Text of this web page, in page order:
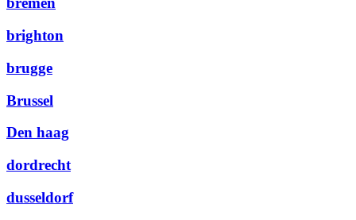
brighton
brugge
Brussel
Den haag
dordrecht
dusseldorf